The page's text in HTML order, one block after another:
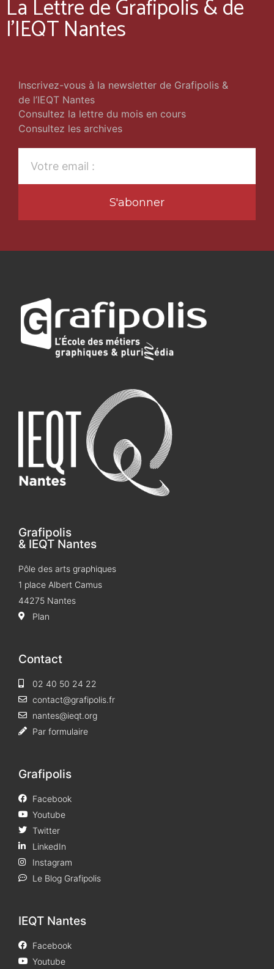
La Lettre de Grafipolis & de
l'IEQT Nantes
Inscrivez-vous à la newsletter de Grafipolis &
de l’IEQT Nantes
Consultez la lettre du mois en cours
Consultez les archives
S'abonner
Grafipolis
& IEQT Nantes
Pôle des arts graphiques
1 place Albert Camus
44275 Nantes
Plan
Contact
02 40 50 24 22
contact@grafipolis.fr
nantes@ieqt.org
Par formulaire
Grafipolis
Facebook
Youtube
Twitter
LinkedIn
Instagram
Le Blog Grafipolis
IEQT Nantes
Facebook
Youtube